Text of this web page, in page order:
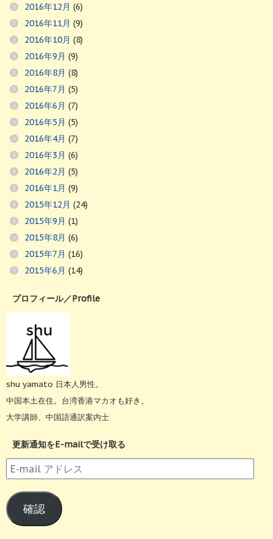
2016年12月 (6)
2016年11月 (9)
2016年10月 (8)
2016年9月 (9)
2016年8月 (8)
2016年7月 (5)
2016年6月 (7)
2016年5月 (5)
2016年4月 (7)
2016年3月 (6)
2016年2月 (5)
2016年1月 (9)
2015年12月 (24)
2015年9月 (1)
2015年8月 (6)
2015年7月 (16)
2015年6月 (14)
プロフィール／Profile
shu yamato 日本人男性。
中国本土在住。台湾香港マカオも好き。
大学講師、中国語通訳案内士
更新通知をE-mailで受け取る
E-
mail
ア
ド
レ
確認